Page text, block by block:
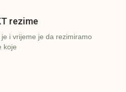
rezime
je i vrijeme je da rezimiramo
koje